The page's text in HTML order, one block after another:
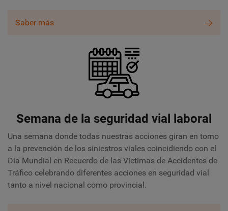
Saber más
Semana de la seguridad vial laboral
Una semana donde todas nuestras acciones giran en torno
a la prevención de los siniestros viales coincidiendo con el
Día Mundial en Recuerdo de las Víctimas de Accidentes de
Tráfico celebrando diferentes acciones en seguridad vial
tanto a nivel nacional como provincial.